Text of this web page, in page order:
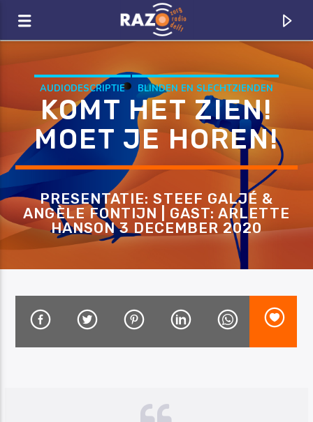
Luister RAZO online
AUDIODESCRIPTIE
BLINDEN EN SLECHTZIENDEN
BLINDENTOLK
DE BLINDE VINK
KOMT HET ZIEN!
MOET JE HOREN!
PRESENTATIE: STEEF GALJÉ &
ANGÈLE FONTIJN | GAST: ARLETTE
HANSON 3 DECEMBER 2020